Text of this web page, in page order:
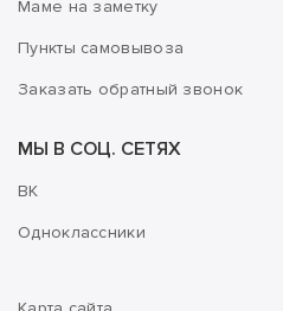
Маме на заметку
Пункты самовывоза
Заказать обратный звонок
МЫ В СОЦ. СЕТЯХ
ВК
Одноклассники